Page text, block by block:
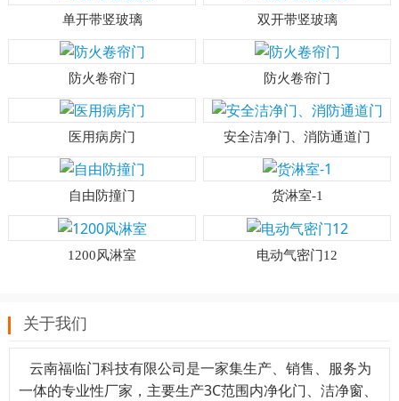
单开带竖玻璃 双开带竖玻璃
防火卷帘门 防火卷帘门
医用病房门 安全洁净门、消防通道门
自由防撞门 货淋室-1
1200风淋室 电动气密门12
关于我们
云南福临门科技有限公司是一家集生产、销售、服务为
一体的专业性厂家，主要生产3C范围内净化门、洁净窗、